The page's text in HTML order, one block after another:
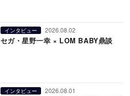
インタビュー 2026.08.02
セガ・星野一幸 × LOM BABY鼎談
インタビュー 2026.08.01